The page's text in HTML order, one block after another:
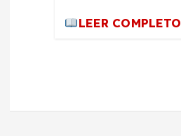
LEER COMPLETO